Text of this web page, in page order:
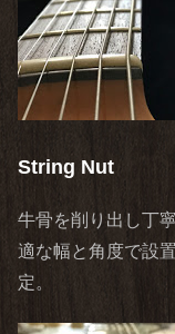
String Nut
牛骨を削り出し丁
適な幅と角度で設
定。